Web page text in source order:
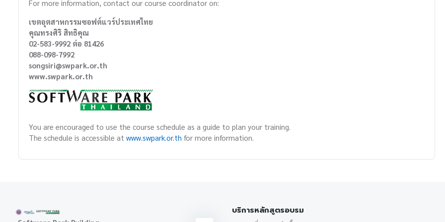
For more information, contact our course coordinator on:
เขตอุตสาหกรรมซอฟต์แวร์ประเทศไทย
คุณทรงศิริ สิทธิคุณ
02-583-9992 ต่อ 81426
088-098-7992
songsiri@swpark.or.th
www.swpark.or.th
You are encouraged to use the course schedule as a guide to plan your training.
The schedule is accessible at www.swpark.or.th for more information.
บริการหลักสูตรอบรม